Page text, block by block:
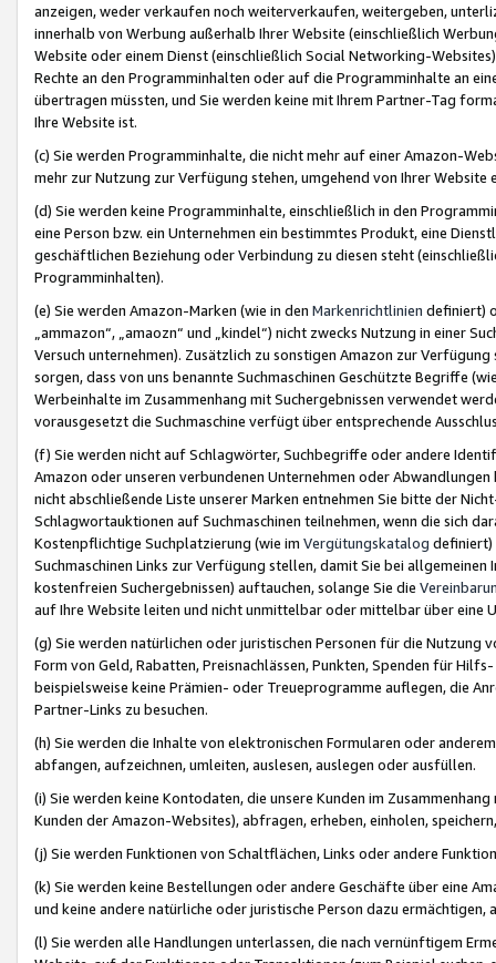
anzeigen, weder verkaufen noch weiterverkaufen, weitergeben,
innerhalb von Werbung außerhalb Ihrer Website (einschließlich
Website oder einem Dienst (einschließlich Social Networking-
Rechte an den Programminhalten oder auf die Programminhalte an
übertragen müssten, und Sie werden keine mit Ihrem Partner-Tag
Ihre Website ist.
(c) Sie werden Programminhalte, die nicht mehr auf einer Amazon-
mehr zur Nutzung zur Verfügung stehen, umgehend von Ihrer
(d) Sie werden keine Programminhalte, einschließlich in den
eine Person bzw. ein Unternehmen ein bestimmtes Produkt, eine
geschäftlichen Beziehung oder Verbindung zu diesen steht
Programminhalten).
(e) Sie werden Amazon-Marken (wie in den Markenrichtlinien definiert)
„ammazon“, „amaozn“ und „kindel“) nicht zwecks Nutzung in einer
Versuch unternehmen). Zusätzlich zu sonstigen Amazon zur
sorgen, dass von uns benannte Suchmaschinen Geschützte Begriffe
Werbeinhalte im Zusammenhang mit Suchergebnissen verwendet
vorausgesetzt die Suchmaschine verfügt über entsprechende
(f) Sie werden nicht auf Schlagwörter, Suchbegriffe oder andere
Amazon oder unseren verbundenen Unternehmen oder
nicht abschließende Liste unserer Marken entnehmen Sie bitte der
Schlagwortauktionen auf Suchmaschinen teilnehmen, wenn die sich
Kostenpflichtige Suchplatzierung (wie im Vergütungskatalog definiert)
Suchmaschinen Links zur Verfügung stellen, damit Sie bei
kostenfreien Suchergebnissen) auftauchen, solange Sie die
auf Ihre Website leiten und nicht unmittelbar oder mittelbar über eine
(g) Sie werden natürlichen oder juristischen Personen für die Nutzung
Form von Geld, Rabatten, Preisnachlässen, Punkten, Spenden für
beispielsweise keine Prämien- oder Treueprogramme auflegen, die
Partner-Links zu besuchen.
(h) Sie werden die Inhalte von elektronischen Formularen oder
abfangen, aufzeichnen, umleiten, auslesen, auslegen oder ausfüllen.
(i) Sie werden keine Kontodaten, die unsere Kunden im
Kunden der Amazon-Websites), abfragen, erheben, einholen,
(j) Sie werden Funktionen von Schaltflächen, Links oder andere
(k) Sie werden keine Bestellungen oder andere Geschäfte über eine
und keine andere natürliche oder juristische Person dazu
(l) Sie werden alle Handlungen unterlassen, die nach vernünftigem